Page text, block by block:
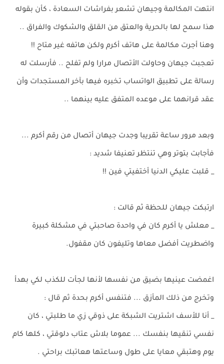
انتهت المكالمة وجيهان تشعر بفراشات السعادة ، كأن بقوله
هذا سمح لها بالحرية والعتق من القلق والشكوك والفراق ..
وهنا أجرت مكالمة على هاتف أكرم ولكن هاتفه غير متاح !!
تعجبت جيهان وحاولت الأتصال مرارا ولم تفلح .. فأرسلت له
رسالة على تطبيق الواتساب تخبره فيها بآخر المستجدات وأن
عقد قرانهما على موعده المتفق عليه بينهما ..
وبعد مرور ساعة تقريبا وجدت جيهان أتصال من رقم أكرم ...
فأجابت بتوتر وهي تنتظر تعنيفا شديد :
_ قلبت عليكي الدنيا أختفيتي فين !!
ارتبكت جيهان للحظة ثم قالت :
_ معلش يا أكرم كان في واحدة صاحبتي في مشكلة كبيرة
واضطريت أفضل معاها وتليفون كان مقفول.
اغمضت عينيها بضيق من نفسها لأنها لجأت للكذب لكي بهدأ
وتخرج من ذلك المأزق ... فتنفس أكرم بحدة ثم قال :
_ أنا للأسف اشتريت الشبكة على ذوقي زي ما طلبتي ، كان
نفسي تنقيها بنفسك ... عموما بلاش عتاب دلوقتي ، كلها كام
يوم وهتبقي معايا على طول وساعتها هعاتبك براحتي .